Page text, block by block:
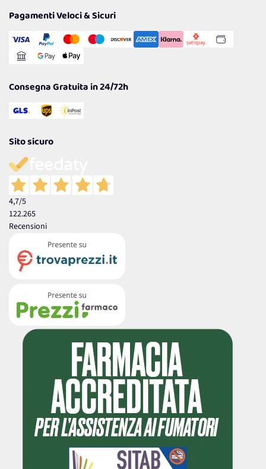
Cookie Policy
Gestisci Cookie
Reso Facile e Veloce
Pagamenti Veloci & Sicuri
Consegna Gratuita in 24/72h
Sito sicuro
4,7/5
122.265
Recensioni